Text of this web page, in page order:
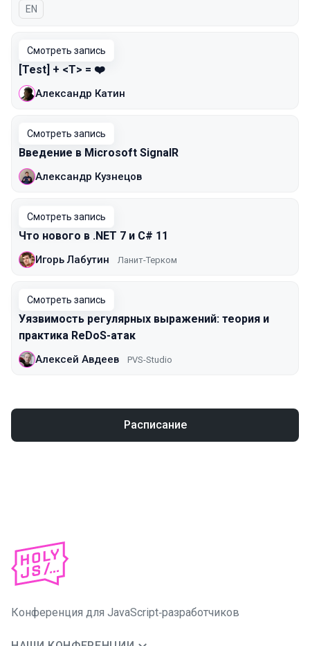
На английском языке
EN
Смотреть запись
[Test] + <T> = ❤️
Александр Катин
Смотреть запись
Введение в Microsoft SignalR
Александр Кузнецов
Смотреть запись
Что нового в .NET 7 и C# 11
Игорь Лабутин Ланит-Терком
Смотреть запись
Уязвимость регулярных выражений: теория и
практика ReDoS-атак
Алексей Авдеев PVS-Studio
Расписание
Конференция для JavaScript‑разработчиков